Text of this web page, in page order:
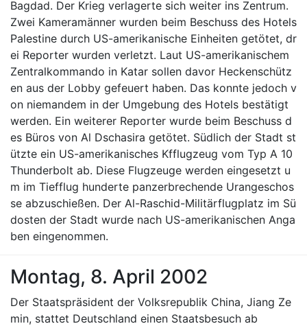
Bagdad. Der Krieg verlagerte sich weiter ins Zentrum.
Zwei Kameramänner wurden beim Beschuss des Hotels
Palestine durch US-amerikanische Einheiten getötet, dr
ei Reporter wurden verletzt. Laut US-amerikanischem
Zentralkommando in Katar sollen davor Heckenschütz
en aus der Lobby gefeuert haben. Das konnte jedoch v
on niemandem in der Umgebung des Hotels bestätigt
werden. Ein weiterer Reporter wurde beim Beschuss d
es Büros von Al Dschasira getötet. Südlich der Stadt st
ützte ein US-amerikanisches Kfflugzeug vom Typ A 10
Thunderbolt ab. Diese Flugzeuge werden eingesetzt u
m im Tiefflug hunderte panzerbrechende Urangeschos
se abzuschießen. Der Al-Raschid-Militärflugplatz im Sü
dosten der Stadt wurde nach US-amerikanischen Anga
ben eingenommen.
Montag, 8. April 2002
Der Staatspräsident der Volksrepublik China, Jiang Ze
min, stattet Deutschland einen Staatsbesuch ab